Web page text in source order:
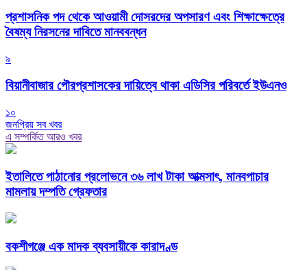
প্রশাসনিক পদ থেকে আওয়ামী দোসরদের অপসারণ এবং শিক্ষাক্ষেত্রে
বৈষম্য নিরসনের দাবিতে মানববন্ধন
৯
বিয়ানীবাজার পৌরপ্রশাসকের দায়িত্বে থাকা এডিসির পরিবর্তে ইউএনও
১০
জনপ্রিয় সব খবর
এ সম্পর্কিত আরও খবর
ইতালিতে পাঠানোর প্রলোভনে ৩৬ লাখ টাকা আত্মসাৎ, মানবপাচার
মামলায় দম্পতি গ্রেফতার
বকশীগঞ্জে এক মাদক ব্যবসায়ীকে কারাদণ্ড